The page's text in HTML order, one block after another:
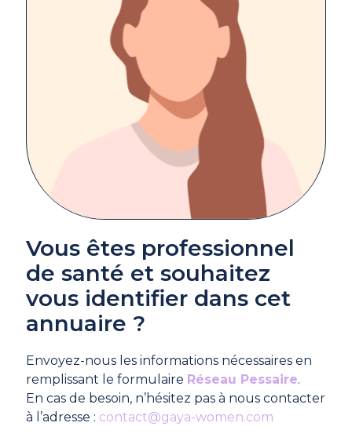
Vous êtes professionnel
de santé et souhaitez
vous identifier dans cet
annuaire ?
Envoyez-nous les informations nécessaires en
remplissant le formulaire Réseau Pessaire.
En cas de besoin, n’hésitez pas à nous contacter
à l’adresse : contact@gaya-women.com